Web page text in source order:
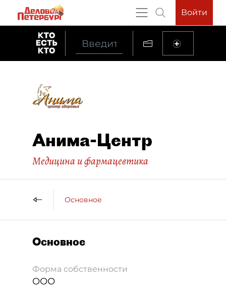
Войти
Анима-Центр
Медицина и фармацевтика
Основное
Основное
Форма собственности
ООО